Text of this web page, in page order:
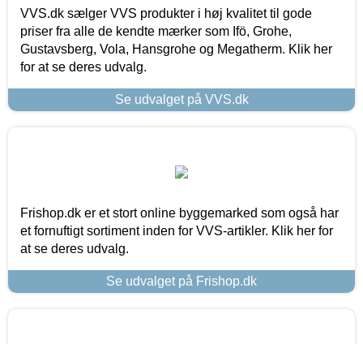
VVS.dk sælger VVS produkter i høj kvalitet til gode
priser fra alle de kendte mærker som Ifö, Grohe,
Gustavsberg, Vola, Hansgrohe og Megatherm. Klik her
for at se deres udvalg.
Se udvalget på VVS.dk
Frishop.dk er et stort online byggemarked som også har
et fornuftigt sortiment inden for VVS-artikler. Klik her for
at se deres udvalg.
Se udvalget på Frishop.dk